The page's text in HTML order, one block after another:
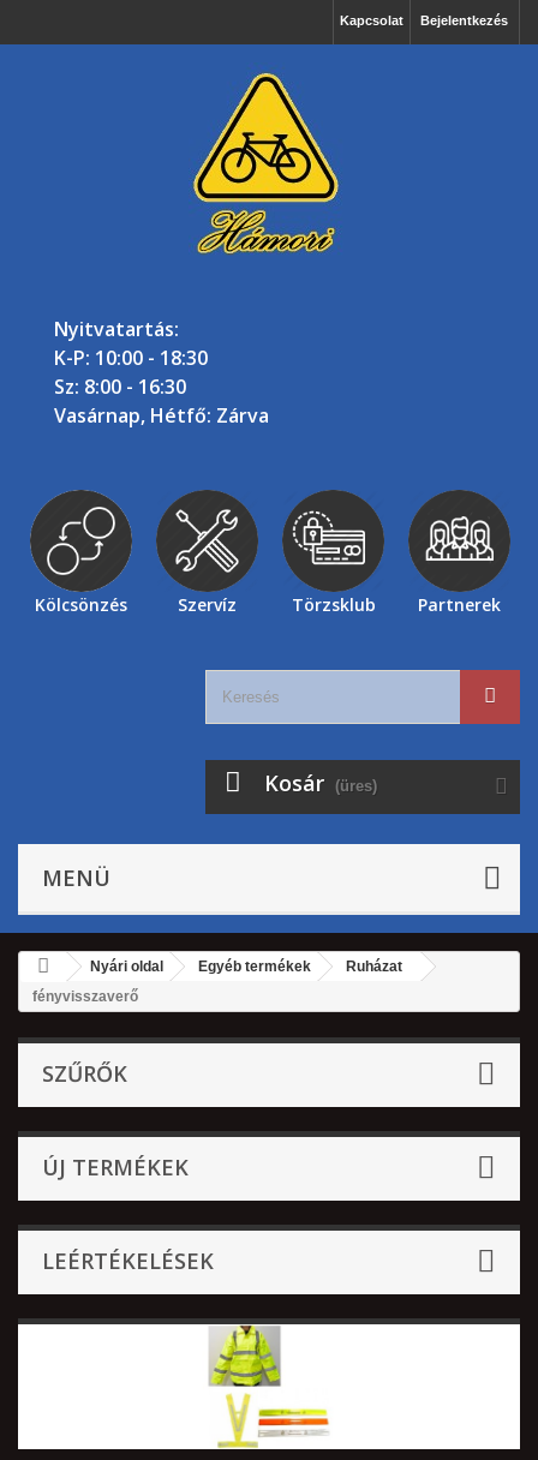
Bejelentkezés
Kapcsolat
Nyitvatartás:
K-P: 10:00 - 18:30
Sz: 8:00 - 16:30
Vasárnap, Hétfő: Zárva
Kölcsönzés Szervíz Törzsklub Partnerek
Kosár (üres)
MENÜ
Nyári oldal Egyéb termékek
Ruházat
fényvisszaverő
SZŰRŐK
ÚJ TERMÉKEK
LEÉRTÉKELÉSEK